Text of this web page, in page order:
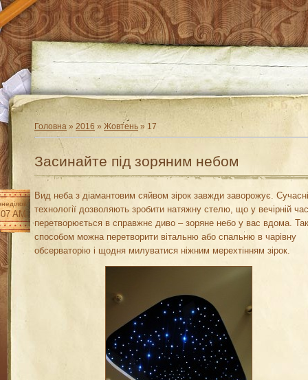
Головна » 2016 » Жовтень » 17
Засинайте під зоряним небом
AM
Вид неба з діамантовим сяйвом зірок завжди заворожує. Сучасні
технології дозволяють зробити натяжну стелю, що у вечірній час
перетворюється в справжнє диво – зоряне небо у вас вдома.
способом можна перетворити вітальню або спальню в чарівну
обсерваторію і щодня милуватися ніжним мерехтінням зірок.